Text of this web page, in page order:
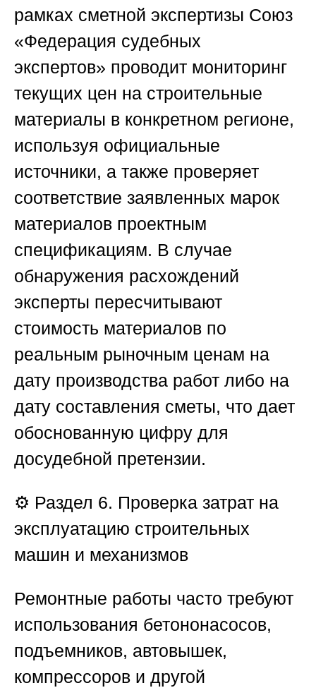
рамках сметной экспертизы Союз
«Федерация судебных
экспертов» проводит мониторинг
текущих цен на строительные
материалы в конкретном регионе,
используя официальные
источники, а также проверяет
соответствие заявленных марок
материалов проектным
спецификациям. В случае
обнаружения расхождений
эксперты пересчитывают
стоимость материалов по
реальным рыночным ценам на
дату производства работ либо на
дату составления сметы, что дает
обоснованную цифру для
досудебной претензии.
⚙️ Раздел 6. Проверка затрат на
эксплуатацию строительных
машин и механизмов
Ремонтные работы часто требуют
использования бетононасосов,
подъемников, автовышек,
компрессоров и другой